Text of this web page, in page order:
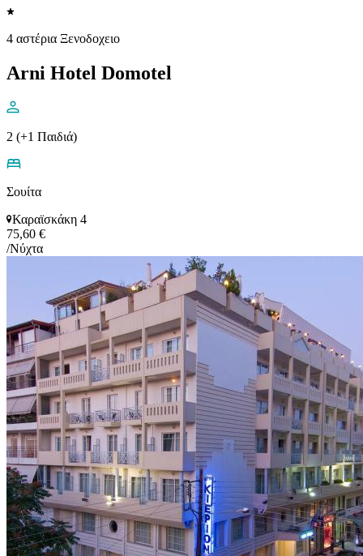
4 αστέρια Ξενοδοχειο
Arni Hotel Domotel
2 (+1 Παιδιά)
Σουίτα
Καραϊσκάκη 4
75,60 €
/Νύχτα